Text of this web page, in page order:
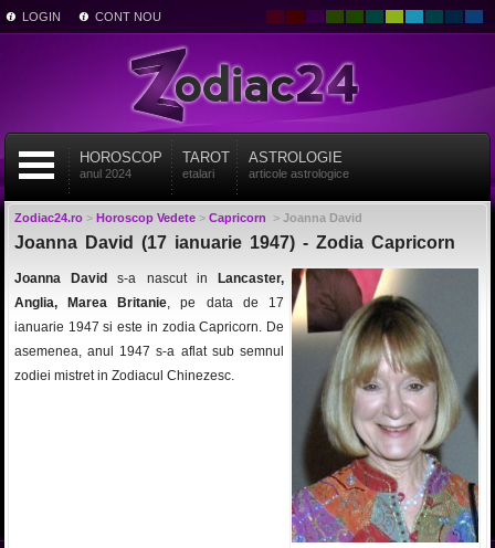
LOGIN CONT NOU
HOROSCOP
anul 2024
TAROT
etalari
ASTROLOGIE
articole astrologice
Zodiac24.ro> Horoscop Vedete> Capricorn > Joanna David
Joanna David (17 ianuarie 1947) - Zodia Capricorn
Joanna David s-a nascut in
Lancaster,
Anglia, Marea Britanie, pe data de 17
ianuarie 1947 si este in zodia Capricorn. De
asemenea, anul 1947 s-a aflat sub semnul
zodiei mistret in Zodiacul Chinezesc.